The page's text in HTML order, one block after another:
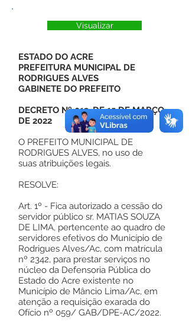
Visualizar
ESTADO DO ACRE
PREFEITURA MUNICIPAL DE
RODRIGUES ALVES
GABINETE DO PREFEITO
DECRETO Nº 013, DE 15 DE MARÇO
DE 2022
O PREFEITO MUNICIPAL DE
RODRIGUES ALVES, no uso de
suas atribuições legais.
RESOLVE:
Art. 1º - Fica autorizado a cessão do
servidor público sr. MATIAS SOUZA
DE LIMA, pertencente ao quadro de
servidores efetivos do Município de
Rodrigues Alves/Ac, com matrícula
nº 2342, para prestar serviços no
núcleo da Defensoria Pública do
Estado do Acre existente no
Município de Mâncio Lima/Ac, em
atenção a requisição exarada do
Ofício nº 059/ GAB/DPE-AC/2022.